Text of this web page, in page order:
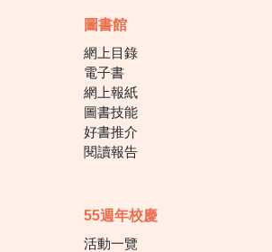
圖書館
網上目錄
電子書
網上報紙
圖書技能
好書推介
閱讀報告
55週年校慶
活動一覽